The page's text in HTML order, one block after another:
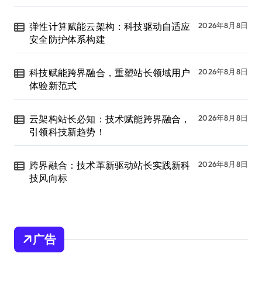
弹性计算赋能云架构：科技驱动自适应
安全防护体系构建
2026年8月8日
科技赋能跨界融合，重塑站长领域用户
体验新范式
2026年8月8日
云架构站长必知：技术赋能跨界融合，
引领科技新趋势！
2026年8月8日
跨界融合：技术革新驱动站长实践新科
技风向标
2026年8月8日
广告